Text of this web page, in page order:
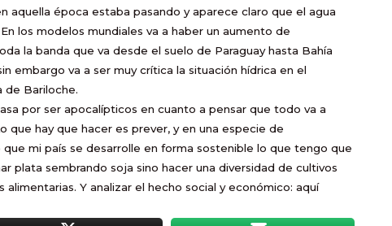
aquella época estaba pasando y aparece claro que el agua
los modelos mundiales va a haber un aumento de
la banda que va desde el suelo de Paraguay hasta Bahía
embargo va a ser muy crítica la situación hídrica en el
Bariloche.
por ser apocalípticos en cuanto a pensar que todo va a
que hay que hacer es prever, y en una especie de
mi país se desarrolle en forma sostenible lo que tengo que
plata sembrando soja sino hacer una diversidad de cultivos
Y analizar el hecho social y económico: aquí